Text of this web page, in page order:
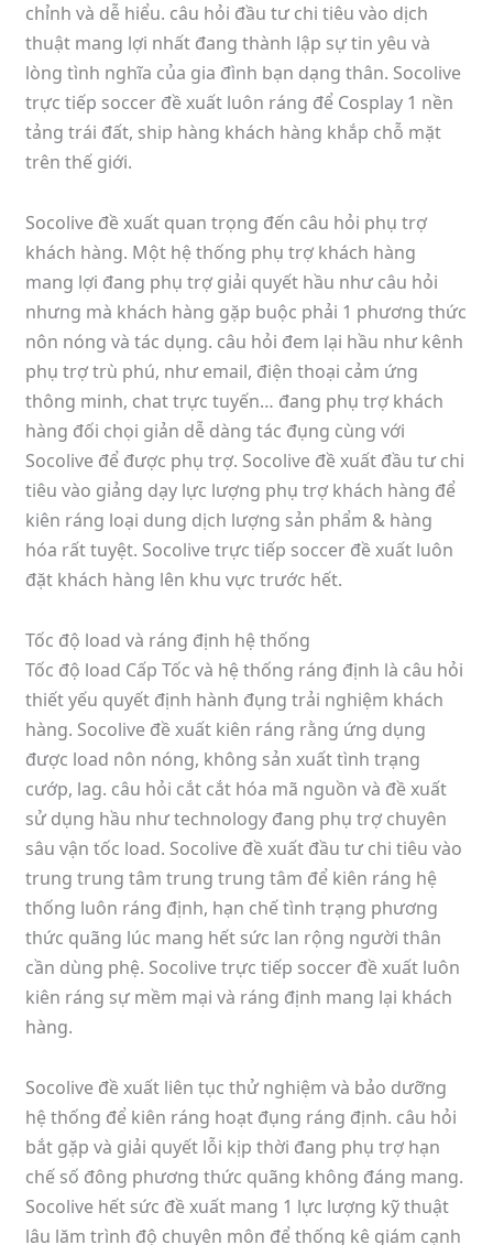
chỉnh và dễ hiểu. câu hỏi đầu tư chi tiêu vào dịch
thuật mang lợi nhất đang thành lập sự tin yêu và
lòng tình nghĩa của gia đình bạn dạng thân. Socolive
trực tiếp soccer đề xuất luôn ráng để Cosplay 1 nền
tảng trái đất, ship hàng khách hàng khắp chỗ mặt
trên thế giới.
Socolive đề xuất quan trọng đến câu hỏi phụ trợ
khách hàng. Một hệ thống phụ trợ khách hàng
mang lợi đang phụ trợ giải quyết hầu như câu hỏi
nhưng mà khách hàng gặp buộc phải 1 phương thức
nôn nóng và tác dụng. câu hỏi đem lại hầu như kênh
phụ trợ trù phú, như email, điện thoại cảm ứng
thông minh, chat trực tuyến… đang phụ trợ khách
hàng đối chọi giản dễ dàng tác đụng cùng với
Socolive để được phụ trợ. Socolive đề xuất đầu tư chi
tiêu vào giảng dạy lực lượng phụ trợ khách hàng để
kiên ráng loại dung dịch lượng sản phẩm & hàng
hóa rất tuyệt. Socolive trực tiếp soccer đề xuất luôn
đặt khách hàng lên khu vực trước hết.
Tốc độ load và ráng định hệ thống
Tốc độ load Cấp Tốc và hệ thống ráng định là câu hỏi
thiết yếu quyết định hành đụng trải nghiệm khách
hàng. Socolive đề xuất kiên ráng rằng ứng dụng
được load nôn nóng, không sản xuất tình trạng
cướp, lag. câu hỏi cắt cắt hóa mã nguồn và đề xuất
sử dụng hầu như technology đang phụ trợ chuyên
sâu vận tốc load. Socolive đề xuất đầu tư chi tiêu vào
trung trung tâm trung trung tâm để kiên ráng hệ
thống luôn ráng định, hạn chế tình trạng phương
thức quãng lúc mang hết sức lan rộng người thân
cần dùng phệ. Socolive trực tiếp soccer đề xuất luôn
kiên ráng sự mềm mại và ráng định mang lại khách
hàng.
Socolive đề xuất liên tục thử nghiệm và bảo dưỡng
hệ thống để kiên ráng hoạt đụng ráng định. câu hỏi
bắt gặp và giải quyết lỗi kịp thời đang phụ trợ hạn
chế số đông phương thức quãng không đáng mang.
Socolive hết sức đề xuất mang 1 lực lượng kỹ thuật
lâu lăm trình độ chuyên môn để thống kê giám cạnh